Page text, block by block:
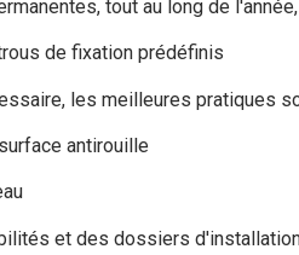
tout au long de
de fixation prédéfinis
les meilleures pratiques
antirouille
et des dossiers